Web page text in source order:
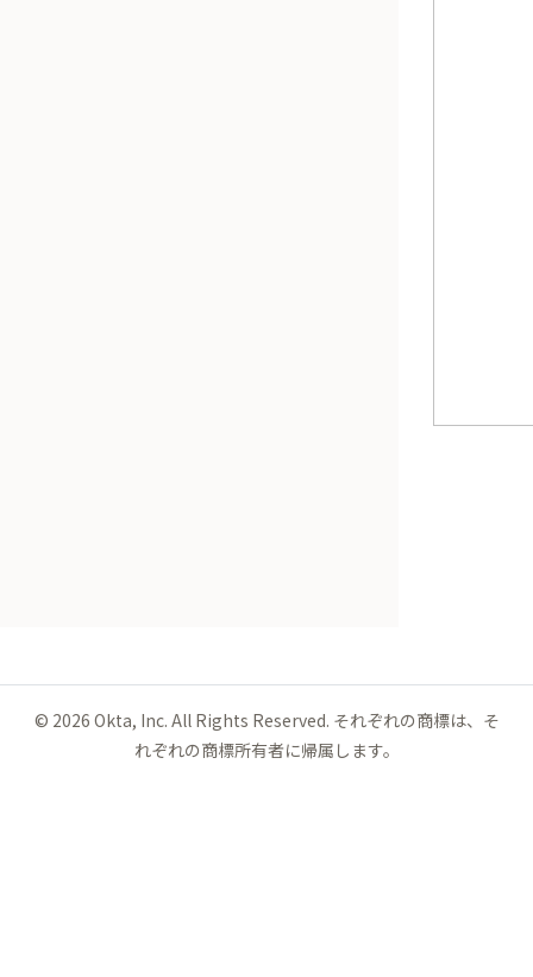
© 2026 Okta, Inc. All Rights Reserved. それぞれの商標は、そ
れぞれの商標所有者に帰属します。